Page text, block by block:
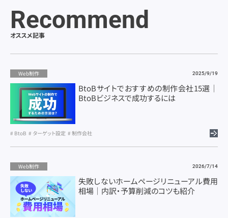
Recommend
オススメ記事
Web制作 2025/9/19
BtoBサイトでおすすめの制作会社15選｜
BtoBビジネスで成功するには
BtoB ターゲット設定 制作会社
Web制作 2026/7/14
失敗しないホームページリニューアル費用
相場｜内訳・予算削減のコツも紹介